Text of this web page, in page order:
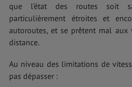
que l’état des routes soit
particulièrement étroites et
autoroutes, et se prêtent mal aux
distance.
Au niveau des limitations de
pas dépasser :